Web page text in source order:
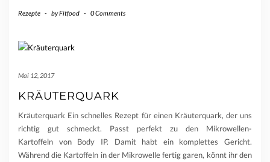
Rezepte - byFitfood - 0 Comments
Mai 12, 2017
KRÄUTERQUARK
Kräuterquark Ein schnelles Rezept für einen Kräuterquark, der uns
richtig gut schmeckt. Passt perfekt zu den Mikrowellen-
Kartoffeln von Body IP. Damit habt ein komplettes Gericht.
Während die Kartoffeln in der Mikrowelle fertig garen, könnt ihr den